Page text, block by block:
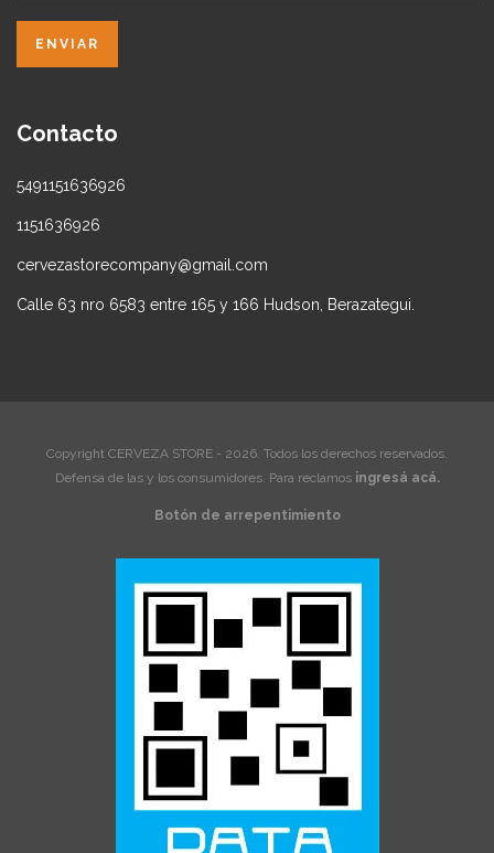
Contacto
5491151636926
1151636926
cervezastorecompany@gmail.com
Calle 63 nro 6583 entre 165 y 166 Hudson, Berazategui.
Copyright CERVEZA STORE - 2026. Todos los derechos reservados.
Defensa de las y los consumidores. Para reclamos ingresá acá.
Botón de arrepentimiento